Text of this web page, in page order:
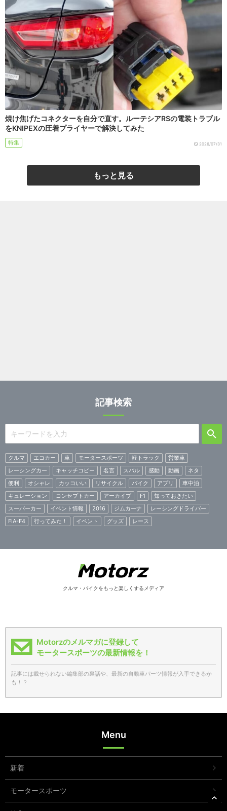
焼け焦げたコネクターを自分で直す。ルーテシアRSの電装トラブル
をKNIPEXの圧着プライヤーで解決してみた
特集 2026/07/31
もっと見る
記事検索
クルマ エコカー 車 モータースポーツ 軽トラック
営業車
レーシングカー
キャッチコピー 名言 スバル 感動 動画
ネタ
便利
オシャレ カッコいい リサイクル バイク アプリ
車中泊
キュレーション
コンセプトカー アーカイブ F1
知っておきたい
スーパーカー
イベント情報 2016 ジムカーナ
レーシングドライバー
FIA-F4
行ってみた！ イベント グッズ レース
クルマ・バイクをもっと楽しくするメディア
Motorzのメルマガに登録して
モータースポーツの最新情報を！
記事には載せられない編集部の裏話や、最新の自動車パーツ情報が入手できるか
も！？
Menu
新着
モータースポーツ